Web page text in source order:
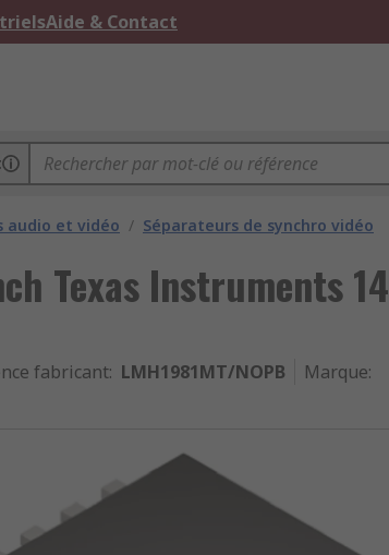
Aide & Contact
audio et vidéo / Séparateurs de synchro vidéo
Texas Instruments 14
fabricant: LMH1981MT/NOPB Marque: